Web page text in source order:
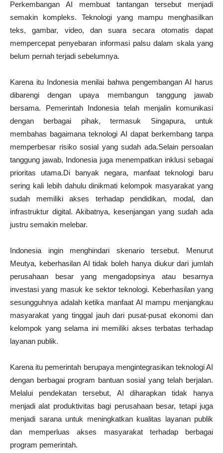
Perkembangan AI membuat tantangan tersebut menjadi
semakin kompleks. Teknologi yang mampu menghasilkan
teks, gambar, video, dan suara secara otomatis dapat
mempercepat penyebaran informasi palsu dalam skala yang
belum pernah terjadi sebelumnya.
Karena itu Indonesia menilai bahwa pengembangan AI harus
dibarengi dengan upaya membangun tanggung jawab
bersama. Pemerintah Indonesia telah menjalin komunikasi
dengan berbagai pihak, termasuk Singapura, untuk
membahas bagaimana teknologi AI dapat berkembang tanpa
memperbesar risiko sosial yang sudah ada.Selain persoalan
tanggung jawab, Indonesia juga menempatkan inklusi sebagai
prioritas utama.Di banyak negara, manfaat teknologi baru
sering kali lebih dahulu dinikmati kelompok masyarakat yang
sudah memiliki akses terhadap pendidikan, modal, dan
infrastruktur digital. Akibatnya, kesenjangan yang sudah ada
justru semakin melebar.
Indonesia ingin menghindari skenario tersebut. Menurut
Meutya, keberhasilan AI tidak boleh hanya diukur dari jumlah
perusahaan besar yang mengadopsinya atau besarnya
investasi yang masuk ke sektor teknologi. Keberhasilan yang
sesungguhnya adalah ketika manfaat AI mampu menjangkau
masyarakat yang tinggal jauh dari pusat-pusat ekonomi dan
kelompok yang selama ini memiliki akses terbatas terhadap
layanan publik.
Karena itu pemerintah berupaya mengintegrasikan teknologi AI
dengan berbagai program bantuan sosial yang telah berjalan.
Melalui pendekatan tersebut, AI diharapkan tidak hanya
menjadi alat produktivitas bagi perusahaan besar, tetapi juga
menjadi sarana untuk meningkatkan kualitas layanan publik
dan memperluas akses masyarakat terhadap berbagai
program pemerintah.